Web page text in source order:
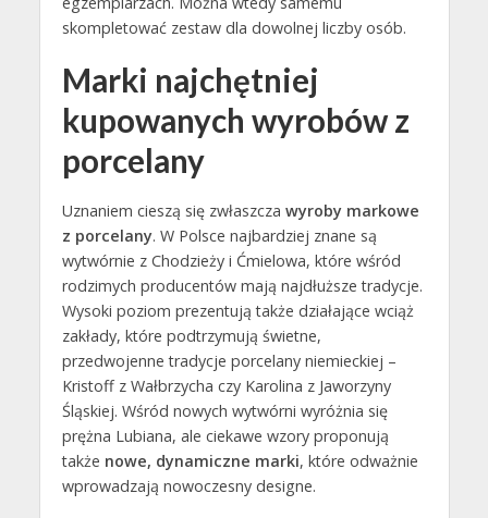
skompletować zestaw dla dowolnej liczby osób.
Marki najchętniej
kupowanych wyrobów z
porcelany
Uznaniem cieszą się zwłaszcza wyroby markowe
z porcelany. W Polsce najbardziej znane są
wytwórnie z Chodzieży i Ćmielowa, które wśród
rodzimych producentów mają najdłuższe tradycje.
Wysoki poziom prezentują także działające wciąż
zakłady, które podtrzymują świetne,
przedwojenne tradycje porcelany niemieckiej –
Kristoff z Wałbrzycha czy Karolina z Jaworzyny
Śląskiej. Wśród nowych wytwórni wyróżnia się
prężna Lubiana, ale ciekawe wzory proponują
także nowe, dynamiczne marki, które odważnie
wprowadzają nowoczesny designe.